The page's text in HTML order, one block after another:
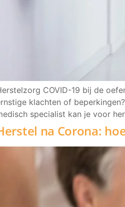
COVID-19 bij de
klachten of
specialist kan je voor
na Corona: